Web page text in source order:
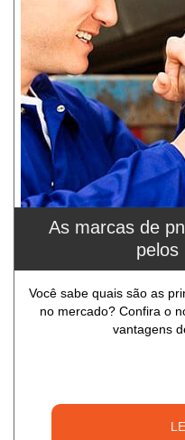
As marcas de
pelos
Você sabe quais são as
no mercado? Confira o
vantagens